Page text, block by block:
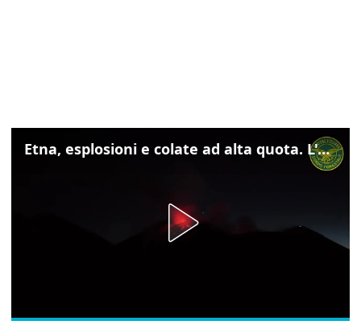
Etna, esplosioni e colate ad alta quota. L'aeroporto di Catania verso la normalità